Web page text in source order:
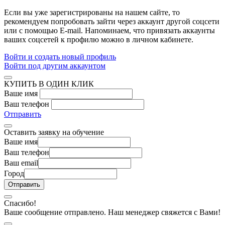
Если вы уже зарегистрированы на нашем сайте, то
рекомендуем попробовать зайти через аккаунт другой соцсети
или с помощью E-mail. Напоминаем, что привязать аккаунты
ваших соцсетей к профилю можно в личном кабинете.
Войти и создать новый профиль
Войти под другим аккаунтом
КУПИТЬ В ОДИН КЛИК
Ваше имя
Ваш телефон
Отправить
Оставить заявку на обучение
Ваше имя
Ваш телефон
Ваш email
Город
Спасибо!
Ваше сообщение отправлено. Наш менеджер свяжется с Вами!